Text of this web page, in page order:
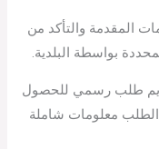
المقدمة والتأكد من
بواسطة البلدية.
طلب رسمي للحصول
معلومات شاملة